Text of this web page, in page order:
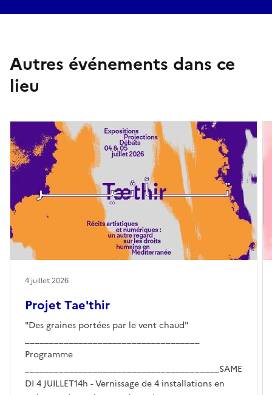
Autres événements dans ce
lieu
Projet Tae'thir
"Des graines portées par le vent chaud"
Programme
________________________________________SAME
DI 4 JUILLET14h - Vernissage de 4 installations en
4 juillet 2026